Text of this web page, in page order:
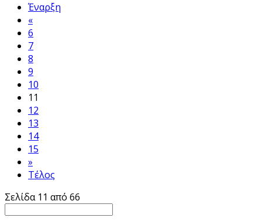
Έναρξη
«
6
7
8
9
10
11
12
13
14
15
»
Τέλος
Σελίδα 11 από 66